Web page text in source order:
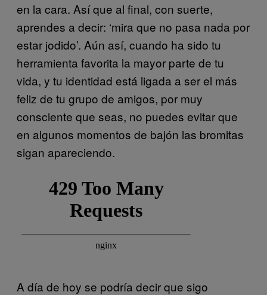
en la cara. Así que al final, con suerte,
aprendes a decir: ‘mira que no pasa nada por
estar jodido’. Aún así, cuando ha sido tu
herramienta favorita la mayor parte de tu
vida, y tu identidad está ligada a ser el más
feliz de tu grupo de amigos, por muy
consciente que seas, no puedes evitar que
en algunos momentos de bajón las bromitas
sigan apareciendo.
A día de hoy se podría decir que sigo